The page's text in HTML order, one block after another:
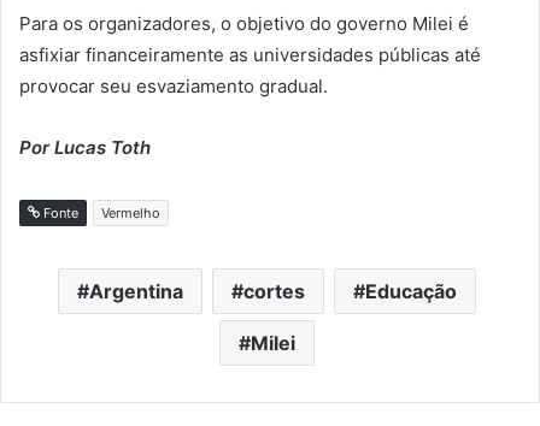
Para os organizadores, o objetivo do governo Milei é
asfixiar financeiramente as universidades públicas até
provocar seu esvaziamento gradual.
Por Lucas Toth
Fonte Vermelho
Argentina cortes Educação
Milei